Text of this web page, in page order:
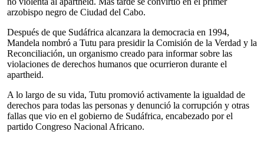
arzobispo negro de Ciudad del Cabo.
Después de que Sudáfrica alcanzara la democracia en 1994,
Mandela nombró a Tutu para presidir la Comisión de la Verdad y la
Reconciliación, un organismo creado para informar sobre las
violaciones de derechos humanos que ocurrieron durante el
apartheid.
A lo largo de su vida, Tutu promovió activamente la igualdad de
derechos para todas las personas y denunció la corrupción y otras
fallas que vio en el gobierno de Sudáfrica, encabezado por el
partido Congreso Nacional Africano.